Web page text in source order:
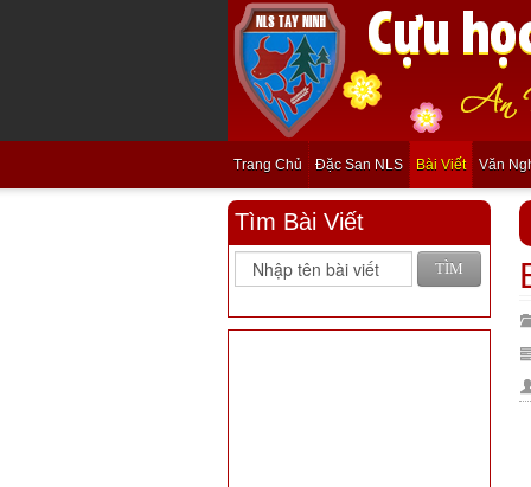
Trang Chủ Đặc San NLS Bài Viết Văn
Tìm Bài Viết
TÌM